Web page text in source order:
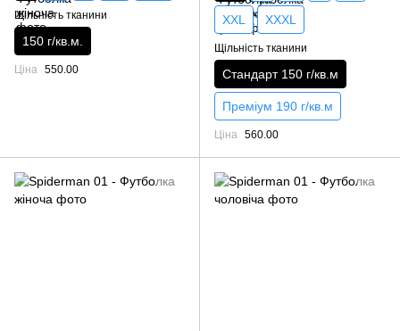
Щільність тканини
150 г/кв.м.
Ціна 550.00
XXL XXXL
Щільність тканини
Стандарт 150 г/кв.м
Преміум 190 г/кв.м
Ціна 560.00